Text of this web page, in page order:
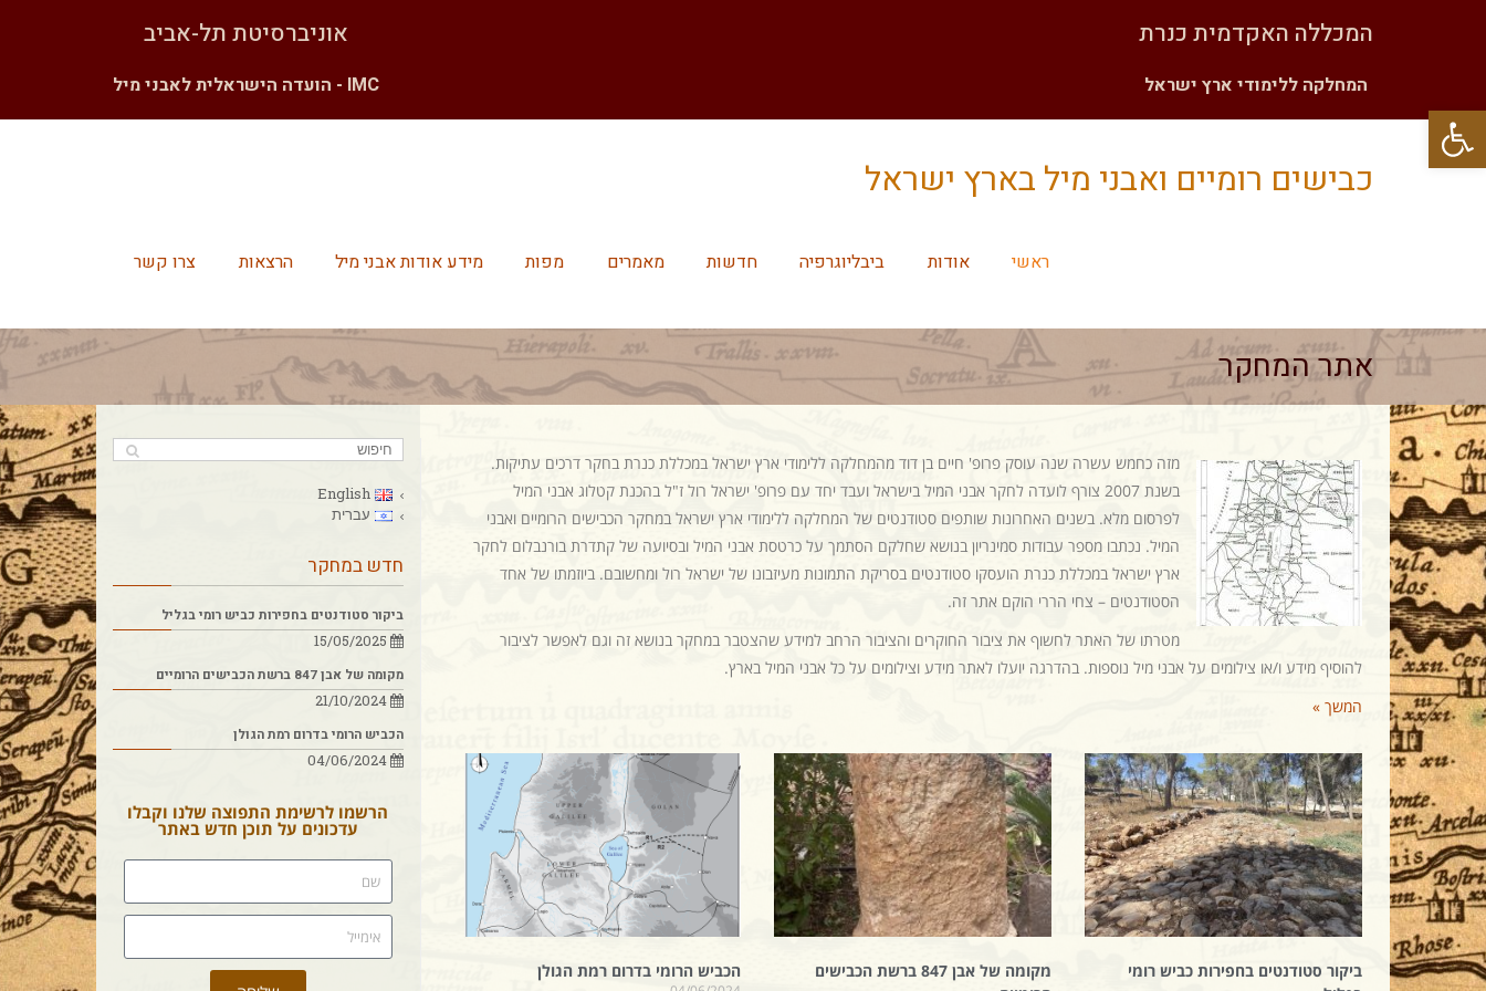
פתח סרגל נגישות
המכללה האקדמית כנרת
המחלקה ללימודי ארץ ישראל
אוניברסיטת תל-אביב
IMC - הועדה הישראלית לאבני מיל
כבישים רומיים ואבני מיל בארץ ישראל
ראשי אודות ביבליוגרפיה חדשות מאמרים מפות מידע אודות אבני מיל הרצאות צרו קשר
אתר המחקר
מזה כחמש עשרה שנה עוסק פרופ' חיים בן דוד מהמחלקה ללימודי ארץ ישראל במכללת כנרת בחקר דרכים עתיקות.
בשנת 2007 צורף לועדה לחקר אבני המיל בישראל ועבד יחד עם פרופ' ישראל רול ז"ל בהכנת קטלוג אבני המיל
לפרסום מלא. בשנים האחרונות שותפים סטודנטים של המחלקה ללימודי ארץ ישראל במחקר הכבישים הרומיים ואבני
המיל. נכתבו מספר עבודות סמינריון בנושא שחלקם הסתמך על כרטסת אבני המיל ובסיועה של קתדרת בורנבלום לחקר
ארץ ישראל במכללת כנרת הועסקו סטודנטים בסריקת התמונות מעיזבונו של ישראל רול ומחשובם. ביוזמתו של אחד
הסטודנטים – צחי הררי הוקם אתר זה.
מטרתו של האתר לחשוף את ציבור החוקרים והציבור הרחב למידע שהצטבר במחקר בנושא זה וגם לאפשר לציבור
להוסיף מידע ו/או צילומים על אבני מיל נוספות. בהדרגה יועלו לאתר מידע וצילומים על כל אבני המיל בארץ.
המשך »
ביקור סטודנטים בחפירות כביש רומי
מקומה של אבן 847 ברשת הכבישים
הכביש הרומי בדרום רמת הגולן
English
עברית
חדש במחקר
ביקור סטודנטים בחפירות כביש רומי בגליל
מקומה של אבן 847 ברשת הכבישים הרומיים
21/10/2024
הכביש הרומי בדרום רמת הגולן
04/06/2024
הרשמו לרשימת התפוצה שלנו וקבלו
עדכונים על תוכן חדש באתר